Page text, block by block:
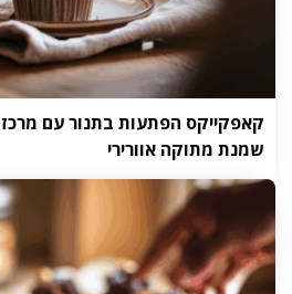
קאפקייקס הפתעות בתנור עם מרכז
שמנת מתוקה אוורירי